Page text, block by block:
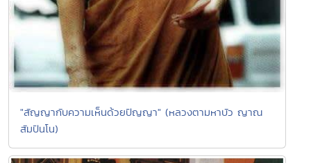
"สัญญากับความเห็นด้วยปัญญา" (หลวงตามหาบัว ญาณ
สัมปันโน)